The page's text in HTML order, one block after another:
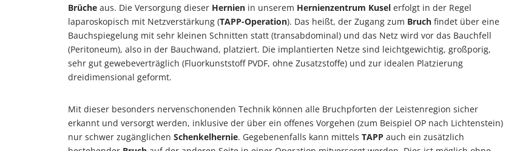
Brüche aus. Die Versorgung dieser Hernien in unserem Hernienzentrum Kusel erfolgt in der Regel
laparoskopisch mit Netzverstärkung (TAPP-Operation). Das heißt, der Zugang zum Bruch findet über eine
Bauchspiegelung mit sehr kleinen Schnitten statt (transabdominal) und das Netz wird vor das Bauchfell
(Peritoneum), also in der Bauchwand, platziert. Die implantierten Netze sind leichtgewichtig, großporig,
sehr gut gewebeverträglich (Fluorkunststoff PVDF, ohne Zusatzstoffe) und zur idealen Platzierung
dreidimensional geformt.
Mit dieser besonders nervenschonenden Technik können alle Bruchpforten der Leistenregion sicher
erkannt und versorgt werden, inklusive der über ein offenes Vorgehen (zum Beispiel OP nach Lichtenstein)
nur schwer zugänglichen Schenkelhernie. Gegebenenfalls kann mittels TAPP auch ein zusätzlich